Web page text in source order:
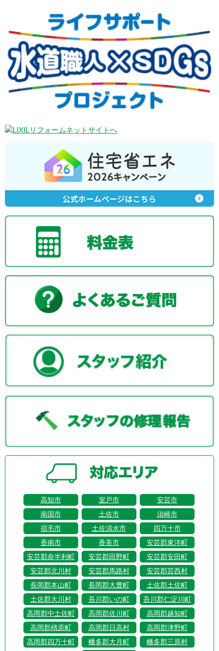
高知市 室戸市
安芸市
南国市
土佐市
須崎市
宿毛市
土佐清水市
四万十市
香南市
香美市
安芸郡東洋町
安芸郡奈半利町
安芸郡田野町
安芸郡安田町
安芸郡北川村
安芸郡馬路村
安芸郡芸西村
長岡郡本山町
長岡郡大豊町
土佐郡土佐町
土佐郡大川村
吾川郡いの町
吾川郡仁淀川町
高岡郡中土佐町
高岡郡佐川町
高岡郡越知町
高岡郡檮原町
高岡郡日高村
高岡郡津野町
高岡郡四万十町
幡多郡大月町
幡多郡三原村